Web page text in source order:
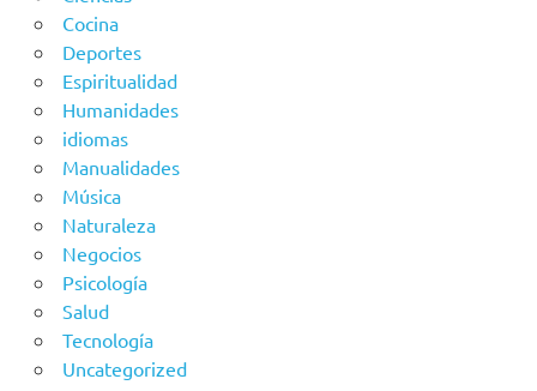
Cocina
Deportes
Espiritualidad
Humanidades
idiomas
Manualidades
Música
Naturaleza
Negocios
Psicología
Salud
Tecnología
Uncategorized